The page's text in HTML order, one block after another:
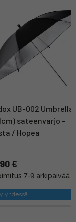
UB-002 Umbrella
sateenvarjo -
/ Hopea
€
7-9 arkipäivää
yhdessä